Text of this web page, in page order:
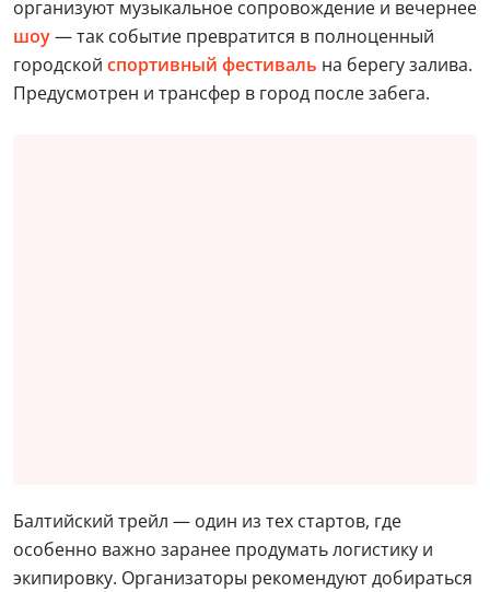
организуют музыкальное сопровождение и вечернее
шоу— так событие превратится в полноценный
городской спортивный фестиваль на берегу залива.
Предусмотрен и трансфер в город после забега.
Балтийский трейл — один из тех стартов, где
особенно важно заранее продумать логистику и
экипировку. Организаторы рекомендуют добираться